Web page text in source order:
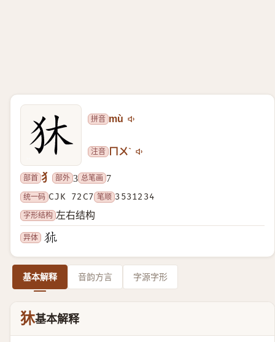
拼音 mù
注音 ㄇㄨˋ
部首 犭 部外 3 总笔画 7
统一码 CJK 72C7 笔顺 3531234
字形结构 左右结构
异体
基本解释 音韵方言 字源字形
狇基本解释